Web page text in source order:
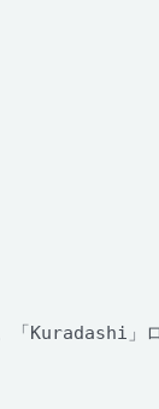
「Kuradashi」